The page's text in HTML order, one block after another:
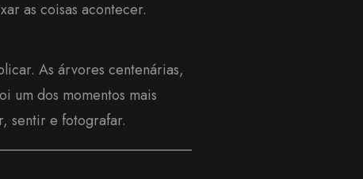
as coisas acontecer.
As árvores centenárias,
um dos momentos mais
sentir e fotografar.